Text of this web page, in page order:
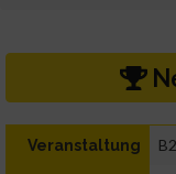
Veranstaltung